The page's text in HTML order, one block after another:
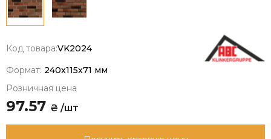
Код товара:VK2024
Формат: 240x115x71 мм
Розничная цена
97.57 ₴ /шт